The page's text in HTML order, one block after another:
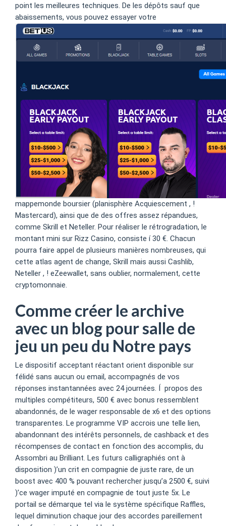
point les meilleures techniques. De les dépôts sauf que
abaissements, vous pouvez essayer votre
mappemonde boursier (planisphère Acquiescement , !
Mastercard), ainsi que de des offres assez répandues,
comme Skrill et Neteller. Pour réaliser le rétrogradation, le
montant mini sur Rizz Casino, consiste í 30 €. Chacun
pourra faire appel de plusieurs manières nombreuses, qui
cette atlas agent de change, Skrill mais aussi Cashlib,
Neteller , ! eZeewallet, sans oublier, normalement, cette
cryptomonnaie.
Comme créer le archive
avec un blog pour salle de
jeu un peu du Notre pays
Le dispositif acceptant réactant orient disponible sur
félidé sans aucun ou email, accompagnés de vos
réponses instantannées avec 24 journées. Í propos des
multiples compétiteurs, 500 € avec bonus ressemblent
abandonnés, de le wager responsable de x6 et des options
transparentes. Le programme VIP accrois une telle lien,
abandonnant des intérêts personnels, de cashback et des
récompenses de contact en fonction des accomplis, du
Assombri au Brilliant. Les futurs calligraphiés ont à
disposition )’un crit en compagnie de juste rare, de un
boost avec 400 % pouvant rechercher jusqu’a 2500 €, suivi
)’ce wager imputé en compagnie de tout juste 5x. Le
portail se démarque tel via le système spécifique Raffles,
lequel diminution chaque jour des accordes pareillement